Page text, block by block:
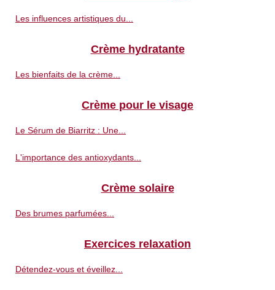
Les influences artistiques du...
Crème hydratante
Les bienfaits de la crème...
Crème pour le visage
Le Sérum de Biarritz : Une...
L'importance des antioxydants...
Crème solaire
Des brumes parfumées...
Exercices relaxation
Détendez-vous et éveillez...